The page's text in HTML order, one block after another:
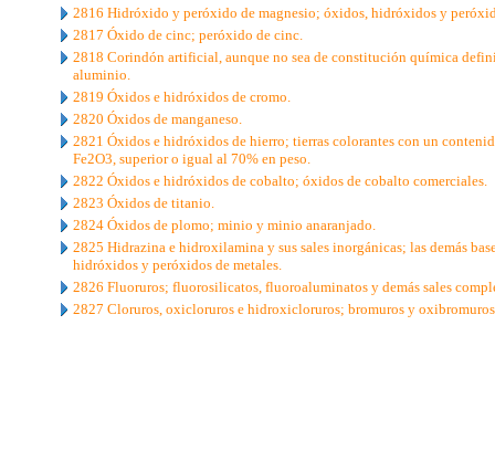
2816 Hidróxido y peróxido de magnesio; óxidos, hidróxidos y
2817 Óxido de cinc; peróxido de cinc.
2818 Corindón artificial, aunque no sea de constitución química
aluminio.
2819 Óxidos e hidróxidos de cromo.
2820 Óxidos de manganeso.
2821 Óxidos e hidróxidos de hierro; tierras colorantes con un
Fe2O3, superior o igual al 70% en peso.
2822 Óxidos e hidróxidos de cobalto; óxidos de cobalto comerciales.
2823 Óxidos de titanio.
2824 Óxidos de plomo; minio y minio anaranjado.
2825 Hidrazina e hidroxilamina y sus sales inorgánicas; las demás
hidróxidos y peróxidos de metales.
2826 Fluoruros; fluorosilicatos, fluoroaluminatos y demás sales
2827 Cloruros, oxicloruros e hidroxicloruros; bromuros y